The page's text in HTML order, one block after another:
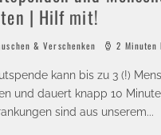
| Hilf mit!
& Verschenken 2 Minuten
kann bis zu 3 (!)
und dauert knapp 10
sind aus unserem...